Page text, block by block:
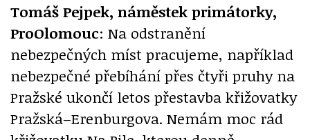
Tomáš Pejpek, náměstek primátorky,
ProOlomouc: Na odstranění
nebezpečných míst pracujeme, například
nebezpečné přebíhání přes čtyři pruhy na
Pražské ukončí letos přestavba křižovatky
Pražská–Erenburgova. Nemám moc rád